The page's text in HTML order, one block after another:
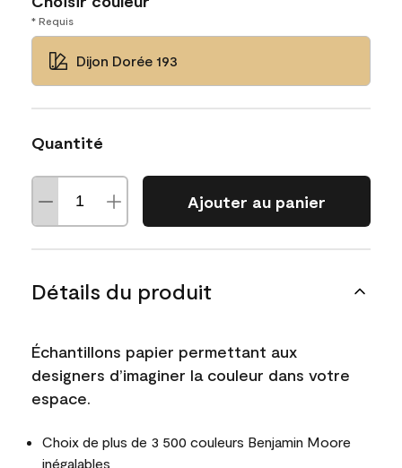
* Requis
Dijon Dorée 193
Quantité
Ajouter au panier
Détails du produit
Échantillons papier permettant aux
designers d’imaginer la couleur dans votre
espace.
Choix de plus de 3 500 couleurs Benjamin Moore
inégalables